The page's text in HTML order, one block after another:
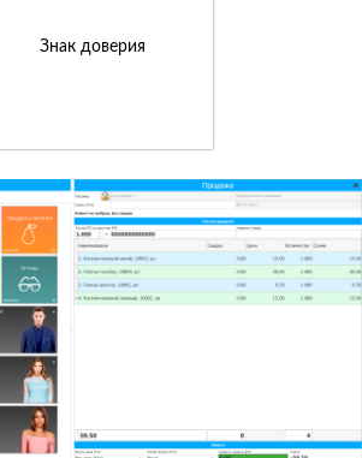
Знак доверия